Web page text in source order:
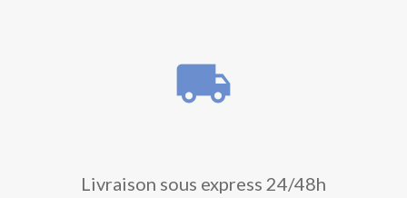
local_shipping
Livraison sous express 24/48h